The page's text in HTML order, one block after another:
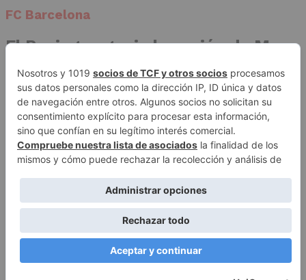
FC Barcelona
El Racing negocia la cesión de Marc
Casadó en su vuelta a Primera
División
Publicidad
Aviso legal
Política de privacidad
Autores
Contacto
Política editorial
Quiénes somos
ACCESO REDACCIÓN
Automatizaciones, SL
To Top